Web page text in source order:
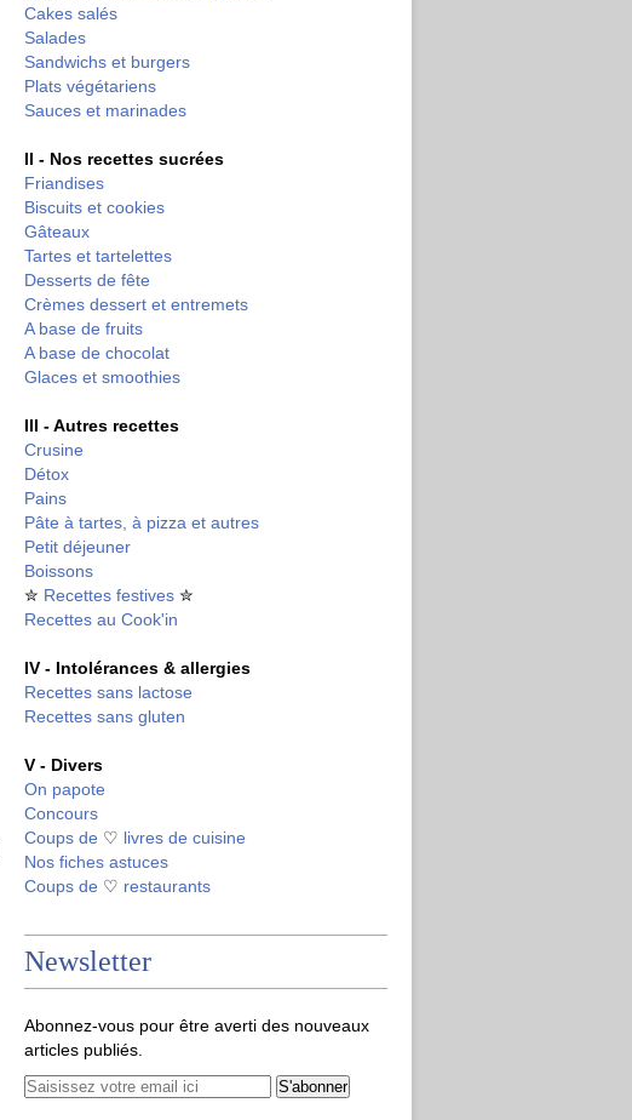
Cakes salés
Salades
Sandwichs et burgers
Plats végétariens
Sauces et marinades
II - Nos recettes sucrées
Friandises
Biscuits et cookies
Gâteaux
Tartes et tartelettes
Desserts de fête
Crèmes dessert et entremets
A base de fruits
A base de chocolat
Glaces et smoothies
III - Autres recettes
Crusine
Détox
Pains
Pâte à tartes, à pizza et autres
Petit déjeuner
Boissons
✮ Recettes festives ✮
Recettes au Cook'in
IV - Intolérances & allergies
Recettes sans lactose
Recettes sans gluten
V - Divers
On papote
Concours
Coups de ♡ livres de cuisine
Nos fiches astuces
Coups de ♡ restaurants
Newsletter
Abonnez-vous pour être averti des nouveaux
articles publiés.